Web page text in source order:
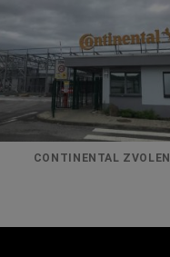
CONTINENTAL ZVOLEN